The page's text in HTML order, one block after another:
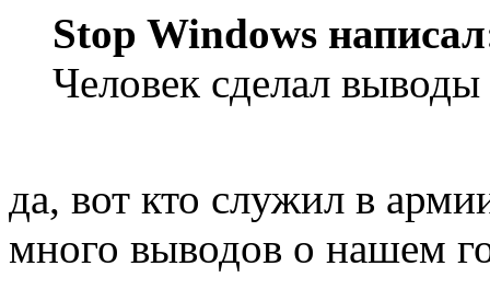
Stop Windows
Человек сделал
да, вот кто служил в
много выводов о нашем